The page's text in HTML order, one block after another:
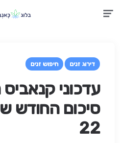
דירוג זנים חיפוש זנים
עדכוני קנאביס
סיכום החודש
22